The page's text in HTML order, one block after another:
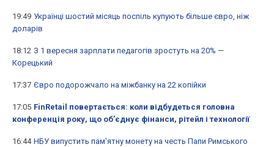
19:49 Українці шостий місяць поспіль купують більше євро, ніж
доларів
18:12 З 1 вересня зарплати педагогів зростуть на 20% —
Корецький
17:37 Євро подорожчало на міжбанку на 22 копійки
17:05 FinRetail повертається: коли відбудеться головна
конференція року, що об’єднує фінанси, рітейл і технології
16:44 НБУ випустить пам'ятну монету на честь Папи Римського